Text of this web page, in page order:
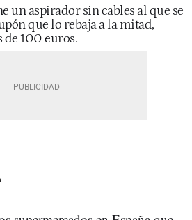
un aspirador sin cables al que se
que lo rebaja a la mitad,
100 euros.